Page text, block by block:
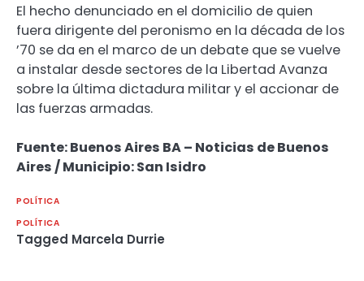
El hecho denunciado en el domicilio de quien
fuera dirigente del peronismo en la década de los
’70 se da en el marco de un debate que se vuelve
a instalar desde sectores de la Libertad Avanza
sobre la última dictadura militar y el accionar de
las fuerzas armadas.
Fuente: Buenos Aires BA – Noticias de Buenos
Aires / Municipio: San Isidro
POLÍTICA
POLÍTICA
Tagged Marcela Durrie